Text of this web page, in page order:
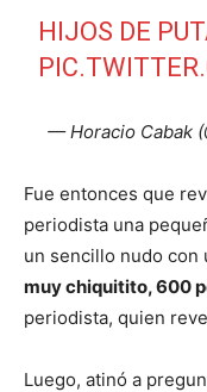
HIJOS DE
— Horacio Cabak
Fue entonces que
periodista una
un sencillo nudo con
muy chiquitito, 600
periodista, quien
Luego, atinó a